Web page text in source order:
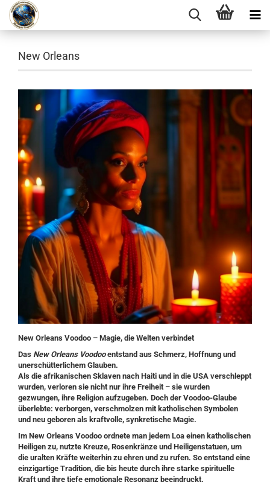
New Orleans
New Orleans Voodoo – Magie, die Welten verbindet
Das New Orleans Voodooentstand aus Schmerz, Hoffnung und
unerschütterlichem Glauben.
Als die afrikanischen Sklaven nach Haiti und in die USA verschleppt
wurden, verloren sie nicht nur ihre Freiheit – sie wurden
gezwungen, ihre Religion aufzugeben. Doch der Voodoo-Glaube
überlebte: verborgen, verschmolzen mit katholischen Symbolen
und neu geboren als kraftvolle, synkretische Magie.
Im New Orleans Voodoo ordnete man jedem Loa einen katholischen
Heiligen zu, nutzte Kreuze, Rosenkränze und Heiligenstatuen, um
die uralten Kräfte weiterhin zu ehren und zu rufen. So entstand eine
einzigartige Tradition, die bis heute durch ihre starke spirituelle
Kraftund ihre tiefe emotionale Resonanz beeindruckt.